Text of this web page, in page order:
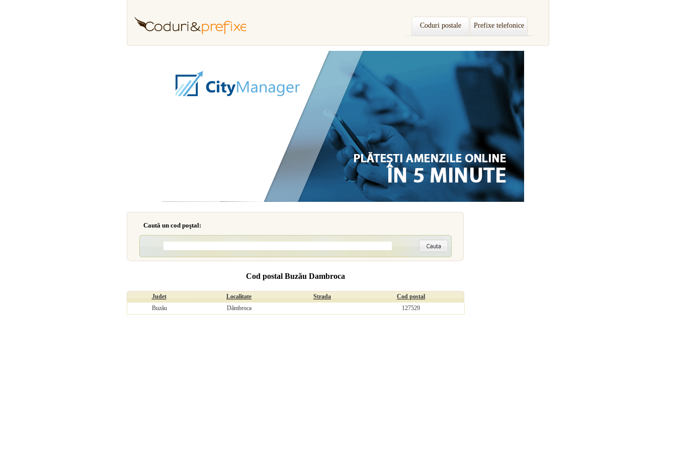
Coduri postale Prefixe telefonice
Caută un cod poştal:
Cod postal Buzău Dambroca
Judet Localitate Strada
Cod postal
Buzău
Dâmbroca 127529